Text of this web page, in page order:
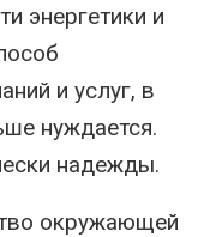
энергетики и
и услуг, в
нуждается.
надежды.
окружающей